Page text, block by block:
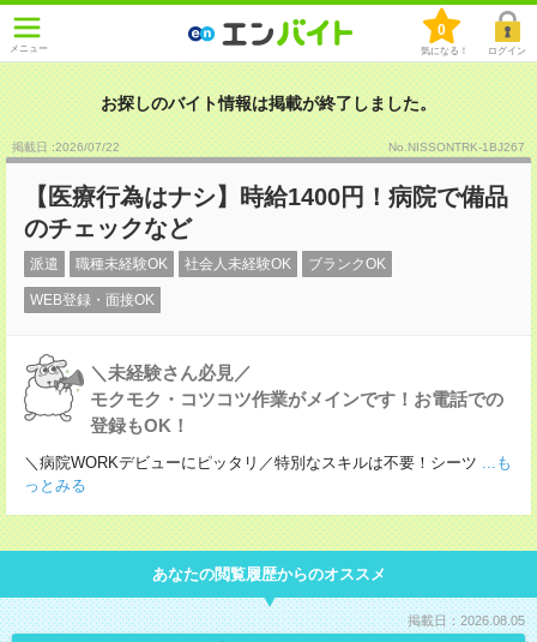
メニュー
0
気になる！ ログイン
お探しのバイト情報は掲載が終了しました。
掲載日 :2026/07/22 No.NISSONTRK-1BJ267
【医療行為はナシ】時給1400円！病院で備品
のチェックなど
派遣 職種未経験OK 社会人未経験OK ブランクOK
WEB登録・面接OK
＼未経験さん必見／
モクモク・コツコツ作業がメインです！お電話での
登録もOK！
＼病院WORKデビューにピッタリ／特別なスキルは不要！シーツ ...も
っとみる
あなたの閲覧履歴からのオススメ
掲載日：2026.08.05